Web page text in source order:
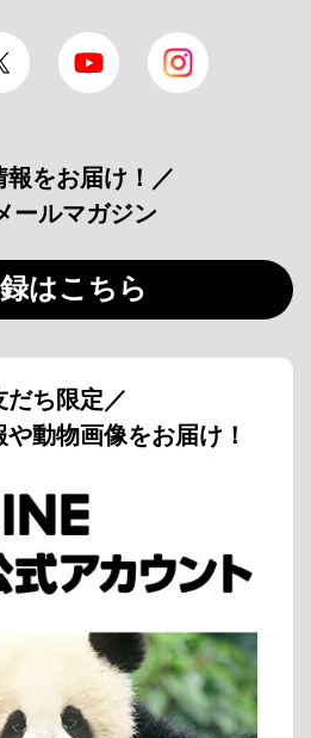
Twitter YouTube
報をお届け！／
ールマガジン
はこちら
だち限定／
動物画像をお届け！